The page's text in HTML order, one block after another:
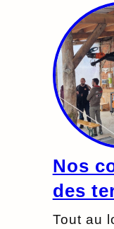
Nos
des
Tout au